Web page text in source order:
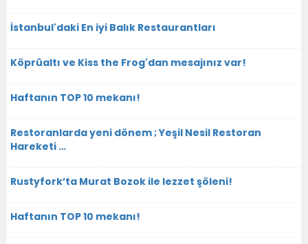
İstanbul'daki En iyi Balık Restaurantları
Köprüaltı ve Kiss the Frog'dan mesajınız var!
Haftanın TOP 10 mekanı!
Restoranlarda yeni dönem ; Yeşil Nesil Restoran
Hareketi …
Rustyfork’ta Murat Bozok ile lezzet şöleni!
Haftanın TOP 10 mekanı!